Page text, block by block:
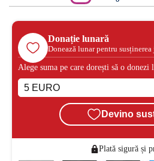
Donație lunară
Donează lunar pentru
Alege suma pe care dorești să o donezi
Devino
Plată sigură și